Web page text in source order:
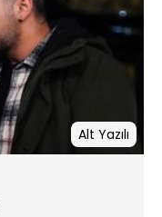
Alt Yazılı